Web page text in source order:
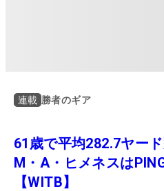
連載 勝者のギア
61歳で平均282.7ヤー
M・A・ヒメネスは
【WITB】